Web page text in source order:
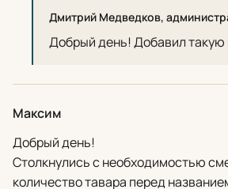
Дмитрий Медведков,
Добрый день! Добавил такую
Максим
Добрый день!
Столкнулись с необходимостью
количество тавара перед